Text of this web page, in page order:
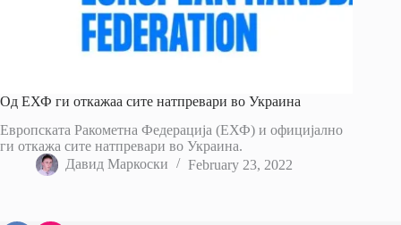
Од ЕХФ ги откажаа сите натпревари во Украина
Европската Ракометна Федерација (ЕХФ) и официјално
ги откажа сите натпревари во Украина.
Давид Маркоски
February 23, 2022